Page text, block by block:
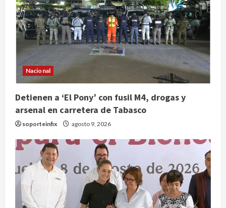
Nacional
Detienen a ‘El Pony’ con fusil M4, drogas y
arsenal en carretera de Tabasco
soporteinfix agosto 9, 2026
2
Nacional
Detienen a ‘El Pony’ con fusil M4,
Tabasco
agosto 9, 2026
3
Melanie Martinez se presenta en el
Palacio de los Deportes con su tour
‘Hades: The Sacrifice’
agosto 9, 2026
Nacional